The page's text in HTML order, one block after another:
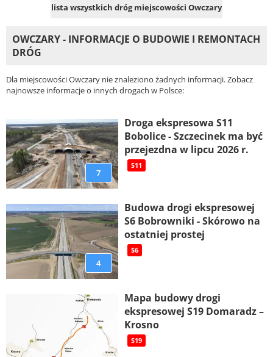
lista wszystkich dróg miejscowości Owczary
OWCZARY - INFORMACJE O BUDOWIE I REMONTACH
DRÓG
Dla miejscowości Owczary nie znaleziono żadnych informacji. Zobacz
najnowsze informacje o innych drogach w Polsce:
7
Droga ekspresowa S11
Bobolice - Szczecinek ma być
przejezdna w lipcu 2026 r.
S11
4
Budowa drogi ekspresowej
S6 Bobrowniki - Skórowo na
ostatniej prostej
S6
Mapa budowy drogi
ekspresowej S19 Domaradz –
Krosno
S19